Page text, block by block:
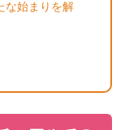
な始まりを解